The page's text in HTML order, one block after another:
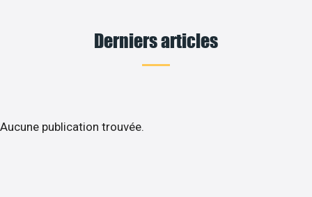
Derniers articles
Aucune publication trouvée.